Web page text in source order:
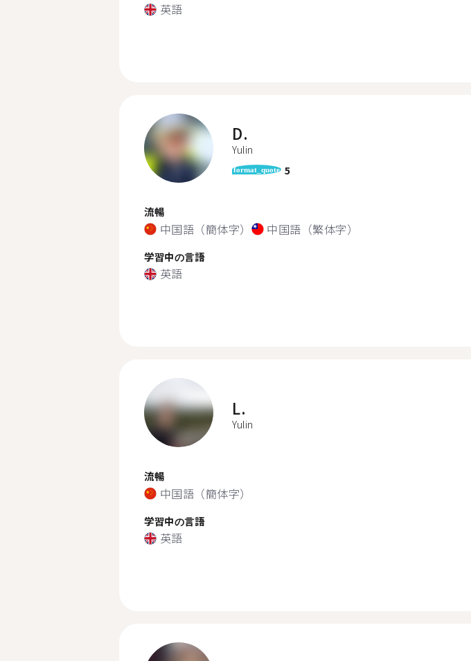
英語
D.
Yulin
format_quote 5
流暢
中国語（簡体字） 中国語（繁体字）
学習中の言語
英語
L.
Yulin
流暢
中国語（簡体字）
学習中の言語
英語